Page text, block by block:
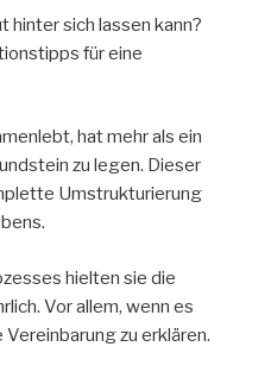
hinter sich lassen kann?
für eine
hat mehr als ein
zu legen. Dieser
Umstrukturierung
hielten sie die
Vor allem, wenn es
zu erklären.